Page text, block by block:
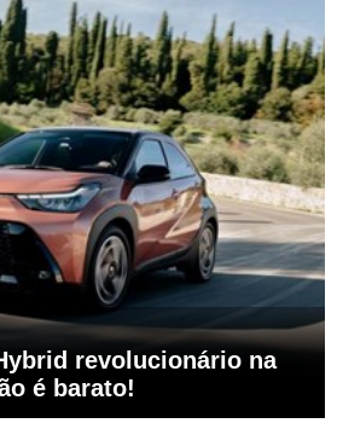
revolucionário na
é barato!